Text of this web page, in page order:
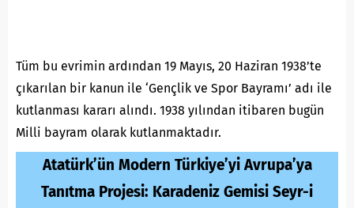
Tüm bu evrimin ardından 19 Mayıs, 20 Haziran 1938’te
çıkarılan bir kanun ile ‘Gençlik ve Spor Bayramı’ adı ile
kutlanması kararı alındı. 1938 yılından itibaren bugün
Milli bayram olarak kutlanmaktadır.
Atatürk’ün Modern Türkiye’yi Avrupa’ya
Tanıtma Projesi: Karadeniz Gemisi Seyr-i